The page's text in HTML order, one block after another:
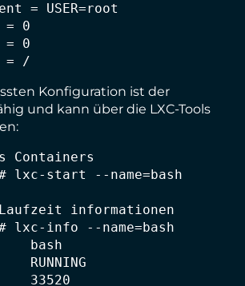
= USER=root
0
0
= /
Konfiguration ist der
und kann über die LXC-Tools
Containers
lxc-start --name=bash
informationen
lxc-info --name=bash
bash
RUNNING
33520